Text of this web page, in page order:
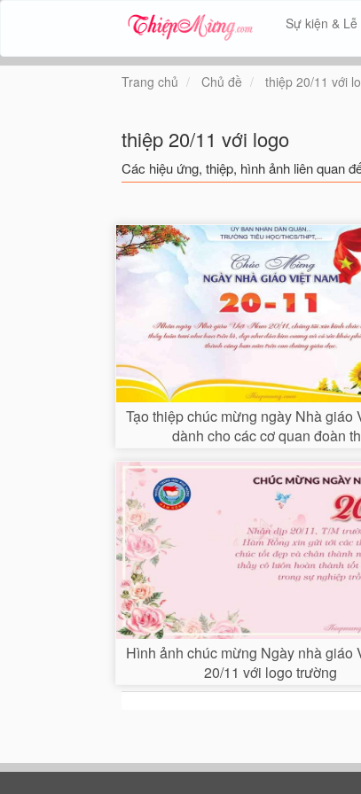
Sự kiện &
Trang chủ Chủ đề thiệp 20/11 với
thiệp 20/11 với logo
Các hiệu ứng, thiệp, hình ảnh liên quan
Tạo thiệp chúc mừng ngày Nhà giáo
dành cho các cơ quan đoàn
Hình ảnh chúc mừng Ngày nhà giáo
20/11 với logo trường